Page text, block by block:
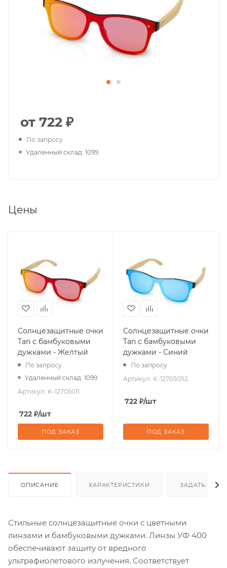
от 722 ₽
По запросу
Удаленный склад: 1099
Цены
Солнцезащитные очки
Tan с бамбуковыми
дужками - Желтый
По запросу
Удаленный склад: 1099
Артикул: K-12705011
722 ₽/шт
ПОД ЗАКАЗ
Солнцезащитные очки
Tan с бамбуковыми
дужками - Cиний
По запросу
Артикул: K-12705052
722 ₽/шт
ПОД ЗАКАЗ
ОПИСАНИЕ ХАРАКТЕРИСТИКИ ЗАДАТЬ
Стильные солнцезащитные очки с цветными
линзами и бамбуковыми дужками. Линзы УФ 400
обеспечивают защиту от вредного
ультрафиолетового излучения. Соответствует